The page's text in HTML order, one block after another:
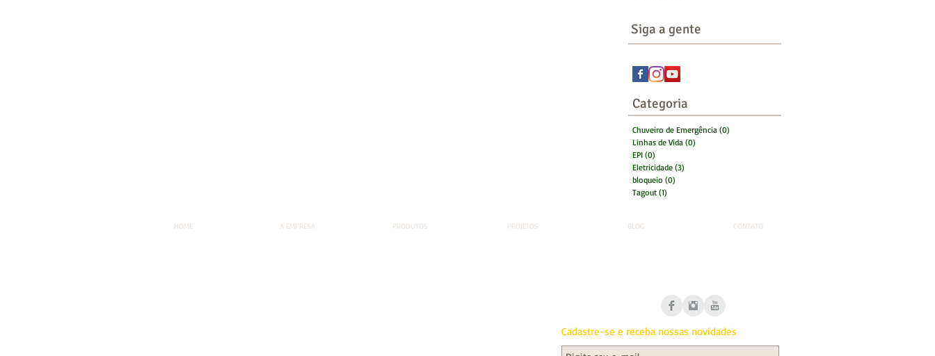
Siga a gente
Categoria
Chuveiro de Emergência (0)
Linhas de Vida (0)
EPI (0)
Eletricidade (3)
bloqueio (0)
Tagout (1)
HOME A EMPRESA PRODUTOS PROJETOS BLOG CONTATO
Cadastre-se e receba nossas novidades